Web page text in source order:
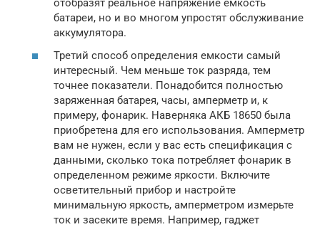
отобразят реальное напряжение емкость
батареи, но и во многом упростят обслуживание
аккумулятора.
Третий способ определения емкости самый
интересный. Чем меньше ток разряда, тем
точнее показатели. Понадобится полностью
заряженная батарея, часы, амперметр и, к
примеру, фонарик. Наверняка АКБ 18650 была
приобретена для его использования. Амперметр
вам не нужен, если у вас есть спецификация с
данными, сколько тока потребляет фонарик в
определенном режиме яркости. Включите
осветительный прибор и настройте
минимальную яркость, амперметром измерьте
ток и засеките время. Например, гаджет